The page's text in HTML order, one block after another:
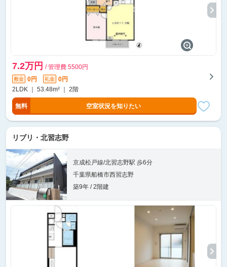
7.2万円 / 管理費 5500円
敷金 0円 礼金
0円
2LDK ｜ 53.48m² ｜ 2階
無料 空室状況を知りたい
リブリ・北習志野
京成松戸線/北習志野駅 歩6分
千葉県船橋市西習志野
築9年 / 2階建